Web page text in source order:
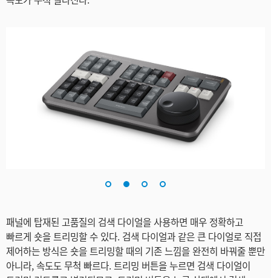
패널에 탑재된 고품질의 검색 다이얼을 사용하면 매우 정확하고
빠르게 숏을 트리밍할 수 있다. 검색 다이얼과 같은 큰 다이얼로 직접
제어하는 방식은 숏을 트리밍할 때의 기존 느낌을 완전히 바꿔줄 뿐만
아니라, 속도도 무척 빠르다. 트리밍 버튼을 누르면 검색 다이얼이